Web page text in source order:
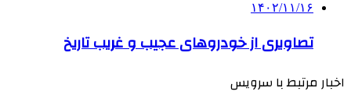
۱۴۰۲/۱۱/۱۶
تصاویری از خودروهای عجیب و غریب تاریخ
اخبار مرتبط با سرویس